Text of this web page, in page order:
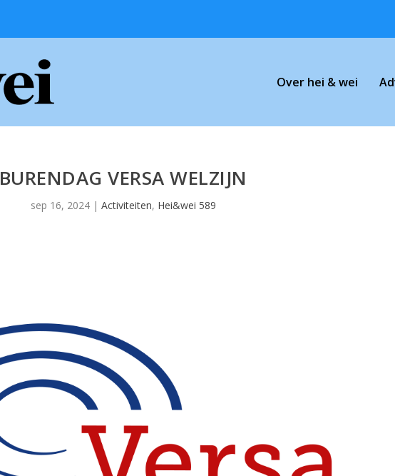
Over hei & wei
BURENDAG VERSA WELZIJN
sep 16, 2024| Activiteiten, Hei&wei 589